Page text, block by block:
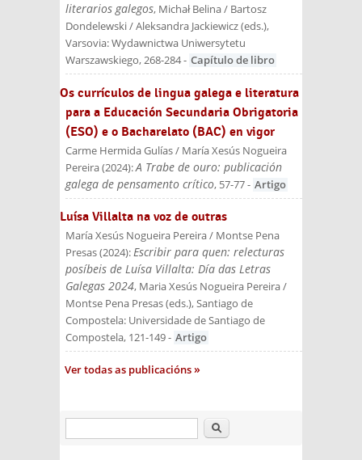
literarios galegos, Michał Belina / Bartosz
Dondelewski / Aleksandra Jackiewicz (eds.),
Varsovia: Wydawnictwa Uniwersytetu
Warszawskiego, 268-284- Capítulo de libro
Os currículos de lingua galega e literatura
para a Educación Secundaria Obrigatoria
(ESO) e o Bacharelato (BAC) en vigor
Carme Hermida Gulías / María Xesús Nogueira
Pereira(2024):A Trabe de ouro: publicación
galega de pensamento crítico, 57-77- Artigo
Luísa Villalta na voz de outras
María Xesús Nogueira Pereira / Montse Pena
Presas(2024):Escribir para quen: relecturas
posíbeis de Luísa Villalta: Día das Letras
Galegas 2024, Maria Xesús Nogueira Pereira /
Montse Pena Presas (eds.), Santiago de
Compostela: Universidade de Santiago de
Compostela, 121-149- Artigo
Ver todas as publicacións
Buscar